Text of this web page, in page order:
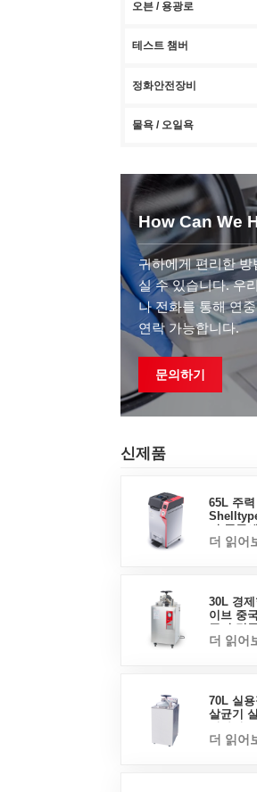
오븐 / 용광로
테스트 챔버
정화안전장비
물욕 / 오일욕
How Can We
귀하에게 편리한 방
실 수 있습니다. 우
나 전화를 통해 연
연락 가능합니다.
문의하기
신제품
65L 주
판매 공
더 읽어
30L 경제
이브 중
더 읽어
70L 실
살균기
살균기
더 읽어